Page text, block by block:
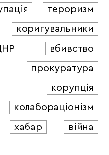
тероризм
коригувальники
вбивство
прокуратура
корупція
колабораціонізм
хабар війна